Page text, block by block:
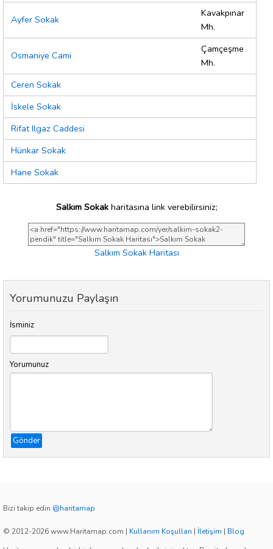
Ayfer Sokak
Kavakpınar
Mh.
Osmaniye Cami
Çamçeşme
Mh.
Ceren Sokak
İskele Sokak
Rifat Ilgaz Caddesi
Hünkar Sokak
Hane Sokak
Salkım Sokakharitasına link verebilirsiniz;
Salkım Sokak Haritası
Yorumunuzu Paylaşın
İsminiz
Yorumunuz
Gönder
Bizi takip edin @haritamap
© 2012-2026 www.Haritamap.com | Kullanım Koşulları | İletişim | Blog